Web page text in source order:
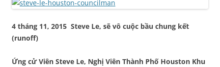
4 tháng 11, 2015 Steve Le, sẽ vô cuộc bầu chung kết
(runoff)
Ứng cử Viên Steve Le, Nghị Viên Thành Phố Houston Khu